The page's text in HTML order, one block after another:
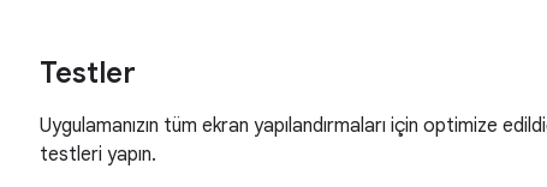
Testler
Uygulamanızın tüm ekran yapılandırmaları için optimize
testleri yapın.